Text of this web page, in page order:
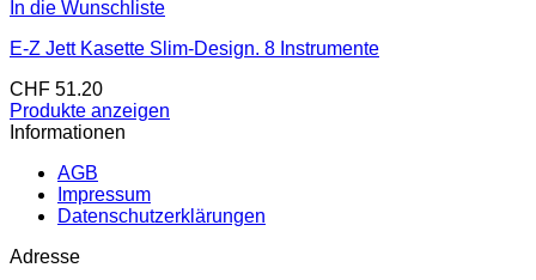
In die Wunschliste
E-Z Jett Kasette Slim-Design. 8 Instrumente
CHF 51.20
Produkte anzeigen
Informationen
AGB
Impressum
Datenschutzerklärungen
Adresse